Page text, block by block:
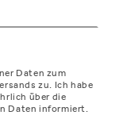
Daten zum
zu. Ich habe
über die
Daten informiert.